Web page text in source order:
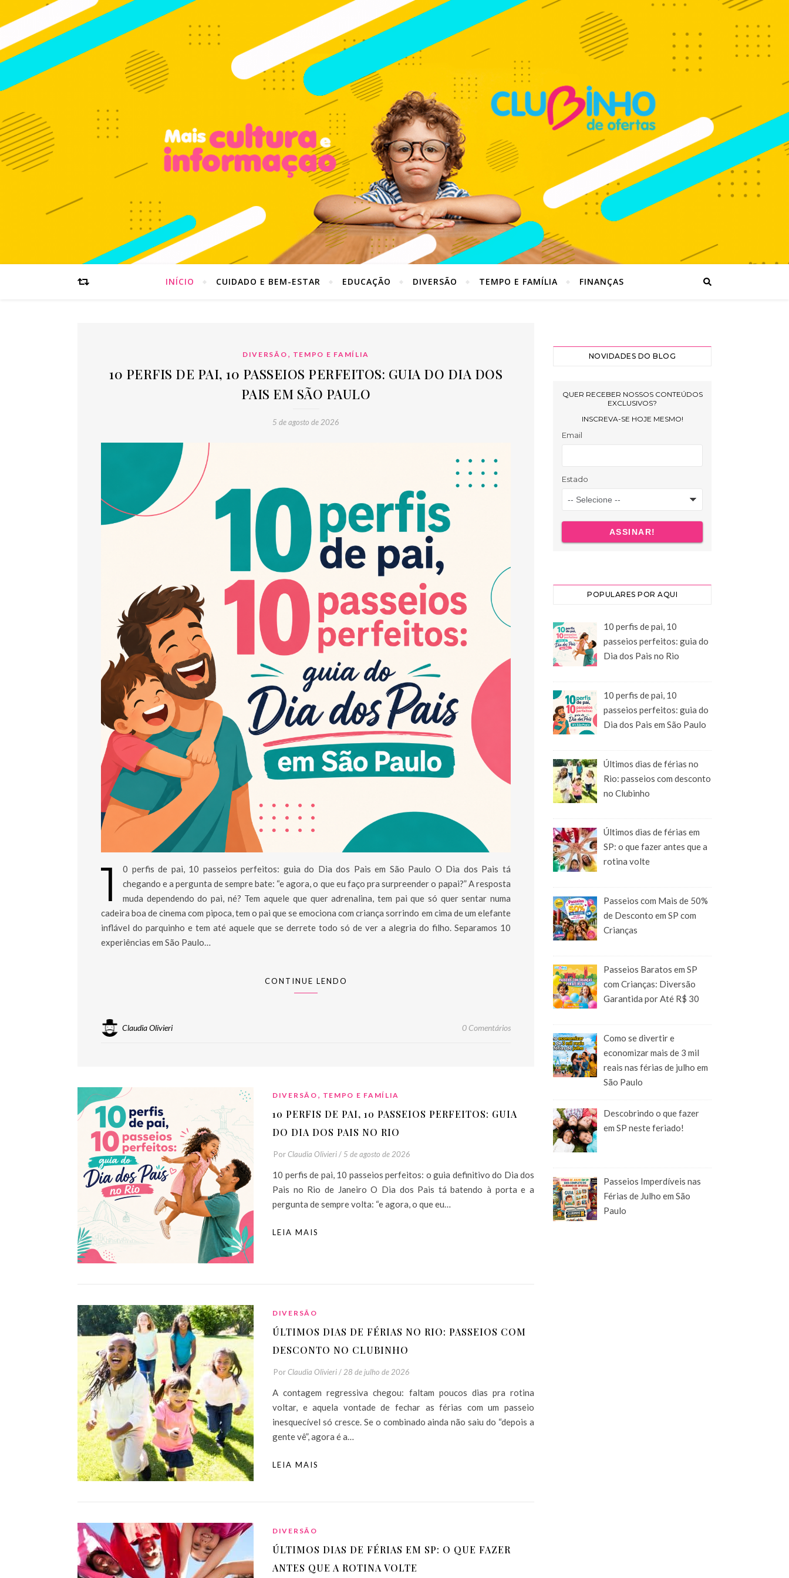
INÍCIO CUIDADO E BEM-ESTAR EDUCAÇÃO DIVERSÃO TEMPO E FAMÍLIA FINANÇAS
DIVERSÃO , TEMPO E FAMÍLIA
10 PERFIS DE PAI, 10 PASSEIOS PERFEITOS: GUIA DO DIA DOS
PAIS EM SÃO PAULO
5 de agosto de 2026
1
0 perfis de pai, 10 passeios perfeitos: guia do Dia dos Pais em São Paulo O Dia dos Pais tá
chegando e a pergunta de sempre bate: “e agora, o que eu faço pra surpreender o papai?” A resposta
muda dependendo do pai, né? Tem aquele que quer adrenalina, tem pai que só quer sentar numa
cadeira boa de cinema com pipoca, tem o pai que se emociona com criança sorrindo em cima de um elefante
inflável do parquinho e tem até aquele que se derrete todo só de ver a alegria do filho. Separamos 10
experiências em São Paulo…
CONTINUE LENDO
Claudia Olivieri 0 Comentários
DIVERSÃO , TEMPO E FAMÍLIA
10 PERFIS DE PAI, 10 PASSEIOS PERFEITOS: GUIA
DO DIA DOS PAIS NO RIO
PorClaudia Olivieri/ 5 de agosto de 2026
10 perfis de pai, 10 passeios perfeitos: o guia definitivo do Dia dos
Pais no Rio de Janeiro O Dia dos Pais tá batendo à porta e a
pergunta de sempre volta: “e agora, o que eu…
LEIA MAIS
DIVERSÃO
ÚLTIMOS DIAS DE FÉRIAS NO RIO: PASSEIOS COM
DESCONTO NO CLUBINHO
PorClaudia Olivieri/ 28 de julho de 2026
A contagem regressiva chegou: faltam poucos dias pra rotina
voltar, e aquela vontade de fechar as férias com um passeio
inesquecível só cresce. Se o combinado ainda não saiu do “depois a
gente vê”, agora é a…
LEIA MAIS
DIVERSÃO
ÚLTIMOS DIAS DE FÉRIAS EM SP: O QUE FAZER
ANTES QUE A ROTINA VOLTE
NOVIDADES DO BLOG
POPULARES POR AQUI
10 perfis de pai, 10
passeios perfeitos: guia do
Dia dos Pais no Rio
10 perfis de pai, 10
passeios perfeitos: guia do
Dia dos Pais em São Paulo
Últimos dias de férias no
Rio: passeios com desconto
no Clubinho
Últimos dias de férias em
SP: o que fazer antes que a
rotina volte
Passeios com Mais de 50%
de Desconto em SP com
Crianças
Passeios Baratos em SP
com Crianças: Diversão
Garantida por Até R$ 30
Como se divertir e
economizar mais de 3 mil
reais nas férias de julho em
São Paulo
Descobrindo o que fazer
em SP neste feriado!
Passeios Imperdíveis nas
Férias de Julho em São
Paulo